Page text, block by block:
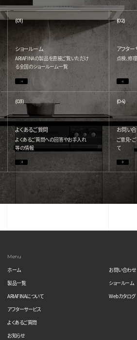
(01)
ショールーム
ARIAFINAの製品を直接ご覧いただけ
る全国のショールーム一覧
(02)
アフター
点検、修
(03)
よくあるご質問
よくあるご質問への回答やお手入れ
等の情報
(04)
お問い
ご意見・
て
Menu
ホーム
製品一覧
ARIAFINAについて
アフターサービス
よくあるご質問
お知らせ
お問い合わせ
ショールーム
Webカタログ